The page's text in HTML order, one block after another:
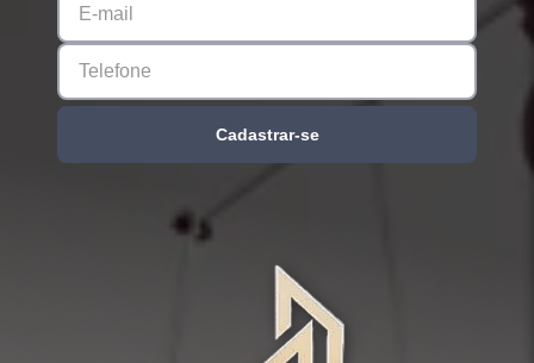
Cadastrar-se